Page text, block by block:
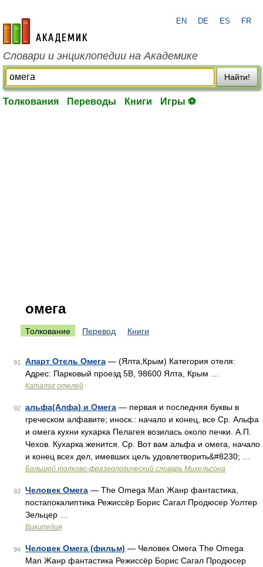
academic.ru
EN DE ES FR
Словари и энциклопедии на Академике
Найти!
Толкования Переводы Книги Игры ⚽
омега
Толкование Перевод Книги
91 Апарт Отель Омега — (Ялта,Крым) Категория отеля:
Адрес: Парковый проезд 5В, 98600 Ялта, Крым …
Каталог отелей
92 альфа(Алфа) и Омега — первая и последняя буквы в
греческом алфавите; иноск.: начало и конец, все Ср. Альфа
и омега кухни кухарка Пелагея возилась около печки. А.П.
Чехов. Кухарка женится. Ср. Вот вам альфа и омега, начало
и конец всех дел, имевших цель удовлетворить&#8230; …
Большой толково-фразеологический словарь Михельсона
93 Человек Омега — The Omega Man Жанр фантастика,
постапокалиптика Режиссёр Борис Сагал Продюсер Уолтер
Зельцер …
Википедия
94 Человек Омега (фильм) — Человек Омега The Omega
Man Жанр фантастика Режиссёр Борис Сагал Продюсер